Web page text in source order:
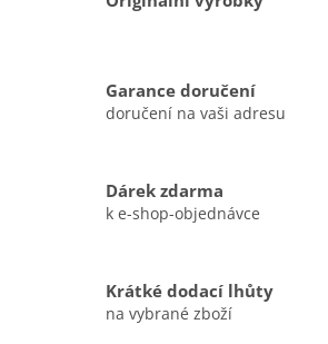
Garance doručení
doručení na vaši adresu
Dárek zdarma
k e-shop-objednávce
Krátké dodací lhůty
na vybrané zboží